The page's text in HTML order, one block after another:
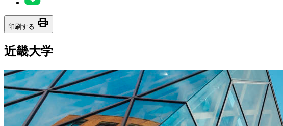
印刷する print
近畿大学